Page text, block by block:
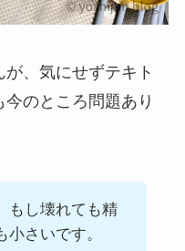
、気にせずテキト
のところ問題あり
もし壊れても精
さいです。